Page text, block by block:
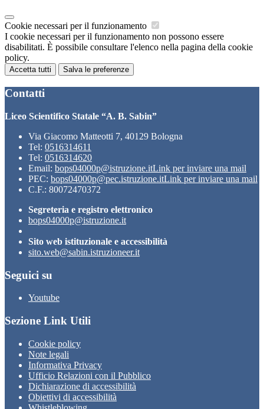
Cookie necessari per il funzionamento
I cookie necessari per il funzionamento non possono essere
disabilitati. È possibile consultare l'elenco nella pagina della cookie
policy.
Accetta tutti Salva le preferenze
Contatti
Liceo Scientifico Statale “A. B. Sabin”
Via Giacomo Matteotti 7, 40129 Bologna
Tel: 0516314611
Tel: 0516314620
Email: bops04000p@istruzione.itLink per inviare una mail
PEC: bops04000p@pec.istruzione.itLink per inviare una mail
C.F.: 80072470372
Segreteria e registro elettronico
bops04000p@istruzione.it
Sito web istituzionale e accessibilità
sito.web@sabin.istruzioneer.it
Seguici su
Youtube
Sezione Link Utili
Cookie policy
Note legali
Informativa Privacy
Ufficio Relazioni con il Pubblico
Dichiarazione di accessibilità
Obiettivi di accessibilità